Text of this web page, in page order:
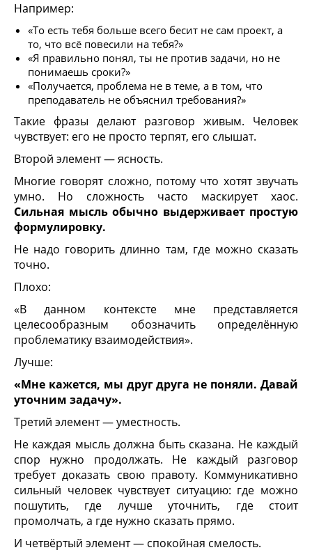
Например:
«То есть тебя больше всего бесит не сам проект, а
то, что всё повесили на тебя?»
«Я правильно понял, ты не против задачи, но не
понимаешь сроки?»
«Получается, проблема не в теме, а в том, что
преподаватель не объяснил требования?»
Такие фразы делают разговор живым. Человек
чувствует: его не просто терпят, его слышат.
Второй элемент — ясность.
Многие говорят сложно, потому что хотят звучать
умно. Но сложность часто маскирует хаос.
Сильная мысль обычно выдерживает простую
формулировку.
Не надо говорить длинно там, где можно сказать
точно.
Плохо:
«В данном контексте мне представляется
целесообразным обозначить определённую
проблематику взаимодействия».
Лучше:
«Мне кажется, мы друг друга не поняли. Давай
уточним задачу».
Третий элемент — уместность.
Не каждая мысль должна быть сказана. Не каждый
спор нужно продолжать. Не каждый разговор
требует доказать свою правоту. Коммуникативно
сильный человек чувствует ситуацию: где можно
пошутить, где лучше уточнить, где стоит
промолчать, а где нужно сказать прямо.
И четвёртый элемент — спокойная смелость.